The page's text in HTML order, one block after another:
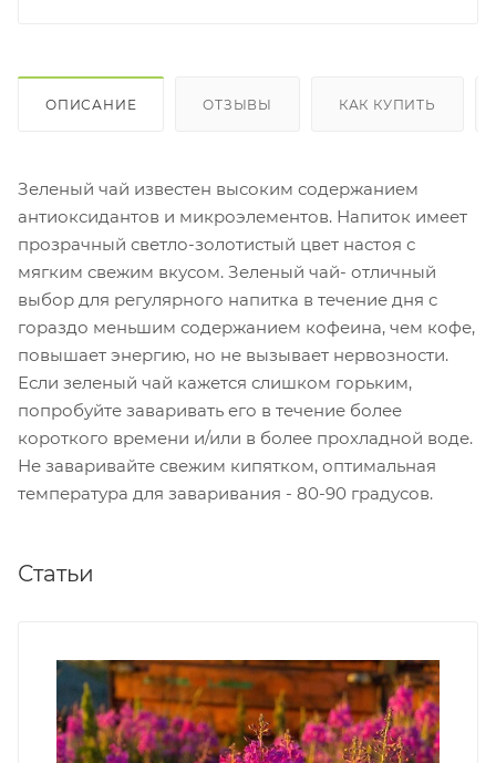
ОПИСАНИЕ ОТЗЫВЫ КАК КУПИТЬ
Зеленый чай известен высоким содержанием
антиоксидантов и микроэлементов. Напиток имеет
прозрачный светло-золотистый цвет настоя с
мягким свежим вкусом. Зеленый чай- отличный
выбор для регулярного напитка в течение дня с
гораздо меньшим содержанием кофеина, чем кофе,
повышает энергию, но не вызывает нервозности.
Если зеленый чай кажется слишком горьким,
попробуйте заваривать его в течение более
короткого времени и/или в более прохладной воде.
Не заваривайте свежим кипятком, оптимальная
температура для заваривания - 80-90 градусов.
Статьи